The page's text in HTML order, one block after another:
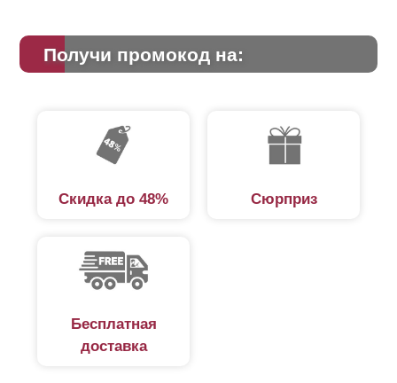
Получи промокод на:
Скидка до 48% Сюрприз
Бесплатная
доставка